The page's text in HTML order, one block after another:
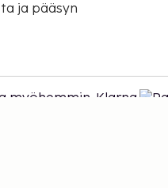
ja pääsyn